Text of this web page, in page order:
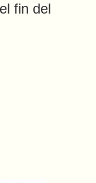
fin del